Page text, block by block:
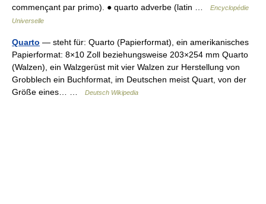
commençant par primo). ● quarto adverbe (latin …
Encyclopédie
Universelle
Quarto — steht für: Quarto (Papierformat), ein amerikanisches
Papierformat: 8×10 Zoll beziehungsweise 203×254 mm Quarto
(Walzen), ein Walzgerüst mit vier Walzen zur Herstellung von
Grobblech ein Buchformat, im Deutschen meist Quart, von der
Größe eines… …
Deutsch Wikipedia